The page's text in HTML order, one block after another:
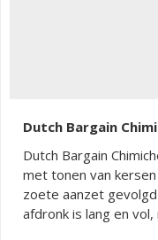
Dutch Bargain
Dutch Bargain
met tonen van
zoete aanzet
afdronk is lang en